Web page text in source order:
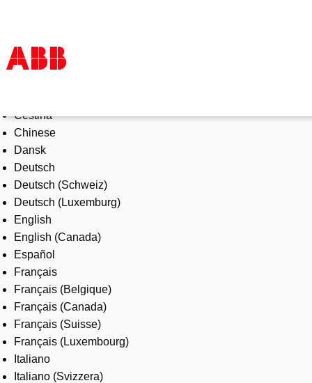
Products & Solutions
Industries
Services
About us
Where to buy
Contact us
Careers
Čeština
Chinese
Dansk
Deutsch
Deutsch (Schweiz)
Deutsch (Luxemburg)
English
English (Canada)
Español
Français
Français (Belgique)
Français (Canada)
Français (Suisse)
Français (Luxembourg)
Italiano
Italiano (Svizzera)